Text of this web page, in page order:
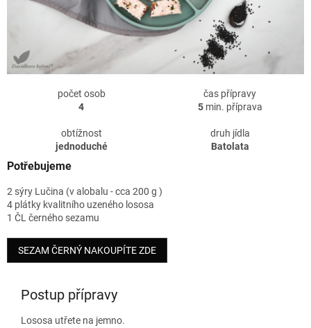
počet osob
4
čas přípravy
5min. příprava
obtížnost
jednoduché
druh jídla
Batolata
Potřebujeme
2 sýry Lučina (v alobalu - cca 200 g )
4 plátky kvalitního uzeného lososa
1 ČL černého sezamu
SEZAM ČERNÝ NAKOUPÍTE ZDE
Postup přípravy
Lososa utřete na jemno.